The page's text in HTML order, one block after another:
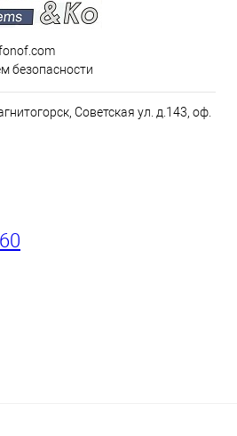
безопасности
Советская ул. д.143, оф.